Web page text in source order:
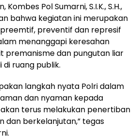
Pol Sumarni, S.I.K., S.H.,
bahwa kegiatan ini merupakan
preventif dan represif
menanggapi keresahan
premanisme dan pungutan liar
ruang publik.
langkah nyata Polri dalam
dan nyaman kepada
terus melakukan penertiban
dan berkelanjutan,” tegas